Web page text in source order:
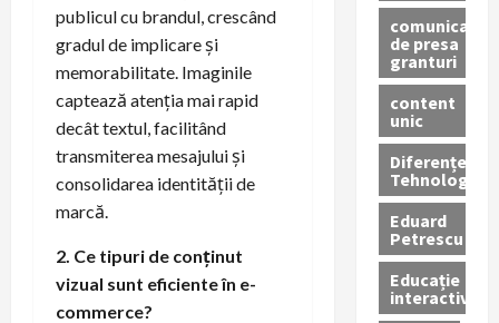
publicul cu brandul, crescând
gradul de implicare și
memorabilitate. Imaginile
captează atenția mai rapid
decât textul, facilitând
transmiterea mesajului și
consolidarea identității de
marcă.
2. Ce tipuri de conținut
vizual sunt eficiente în e-
commerce?
comunicate
de presa
granturi
content
unic
Diferențe
Tehnologice
Eduard
Petrescu
Educație
interactivă